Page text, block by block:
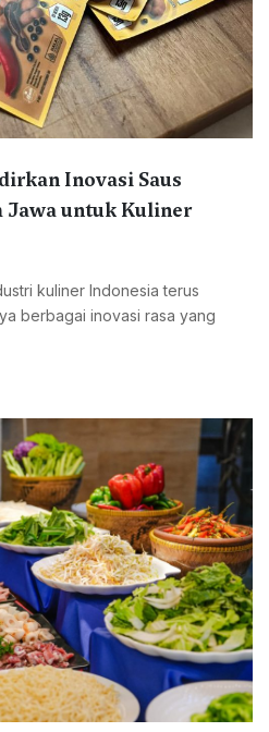
Inovasi Saus
Jawa untuk Kuliner
kuliner Indonesia terus
berbagai inovasi rasa yang